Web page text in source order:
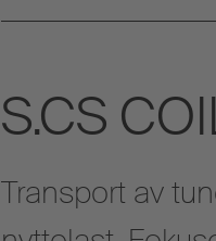
S.CS
Transport av